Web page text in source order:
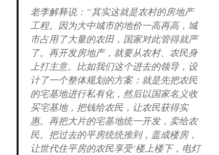
老李解释说：“其实这就是农村的房地产
工程。因为大中城市的地价一高再高，城
市占用了大量的农田，国家对此管得就严
了。再开发房地产，就要从农村、农民身
上打主意。比如我们这个进去的领导，设
计了一个整体规划的方案：就是先把农民
的宅基地进行私有化，然后以国家名义收
买宅基地，把钱给农民，让农民获得实
惠。再把大片的宅基地统一开发，卖给农
民。把过去的平房统统推到，盖成楼房，
让世代住平房的农民享受‘楼上楼下，电灯